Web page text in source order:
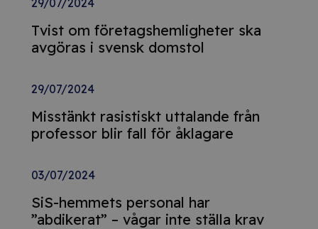
29/07/2024
Tvist om företagshemligheter ska
avgöras i svensk domstol
29/07/2024
Misstänkt rasistiskt uttalande från
professor blir fall för åklagare
03/07/2024
SiS-hemmets personal har
”abdikerat” – vågar inte ställa krav